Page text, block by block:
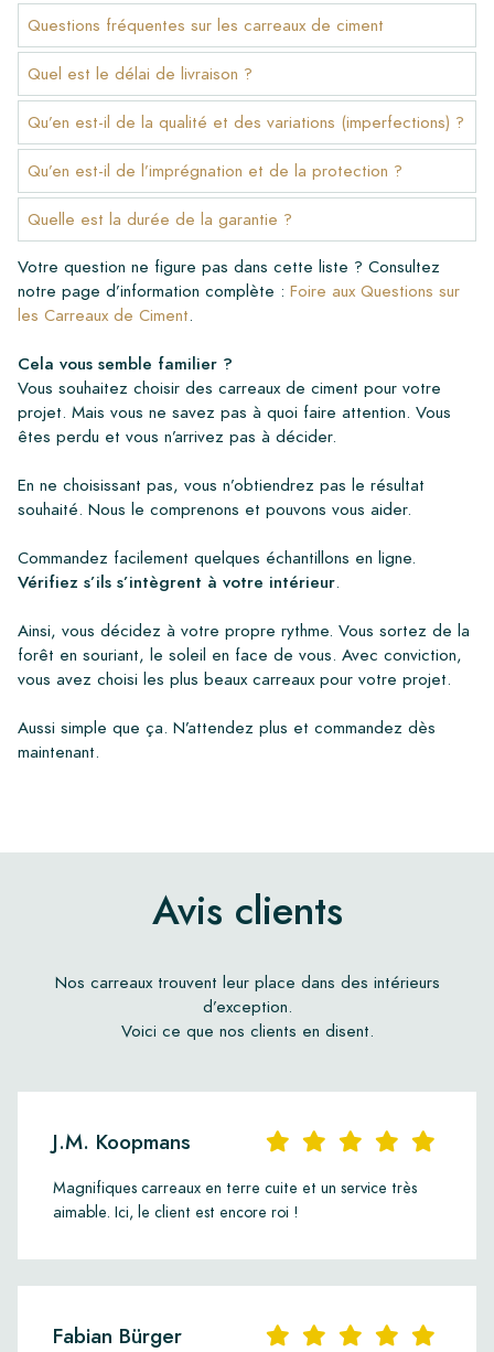
Questions fréquentes sur les carreaux de ciment
Quel est le délai de livraison ?
Qu’en est-il de la qualité et des variations (imperfections) ?
Qu’en est-il de l’imprégnation et de la protection ?
Quelle est la durée de la garantie ?
Votre question ne figure pas dans cette liste ? Consultez
notre page d’information complète : Foire aux Questions sur
les Carreaux de Ciment.
Cela vous semble familier ?
Vous souhaitez choisir des carreaux de ciment pour votre
projet. Mais vous ne savez pas à quoi faire attention. Vous
êtes perdu et vous n’arrivez pas à décider.
En ne choisissant pas, vous n’obtiendrez pas le résultat
souhaité. Nous le comprenons et pouvons vous aider.
Commandez facilement quelques échantillons en ligne.
Vérifiez s’ils s’intègrent à votre intérieur.
Ainsi, vous décidez à votre propre rythme. Vous sortez de la
forêt en souriant, le soleil en face de vous. Avec conviction,
vous avez choisi les plus beaux carreaux pour votre projet.
Aussi simple que ça. N’attendez plus et commandez dès
maintenant.
Avis clients
Nos carreaux trouvent leur place dans des intérieurs
d’exception.
Voici ce que nos clients en disent.
J.M. Koopmans
Magnifiques carreaux en terre cuite et un service très
aimable. Ici, le client est encore roi !
Fabian Bürger